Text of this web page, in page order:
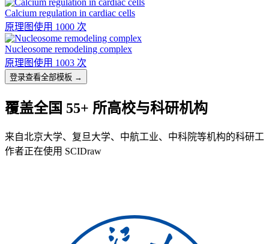
Calcium regulation in cardiac cells
原理图使用 1000 次
Nucleosome remodeling complex
原理图使用 1003 次
登录查看全部模板 →
覆盖全国 55+ 所高校与科研机构
来自北京大学、复旦大学、中航工业、中科院等机构的科研工
作者正在使用 SCIDraw